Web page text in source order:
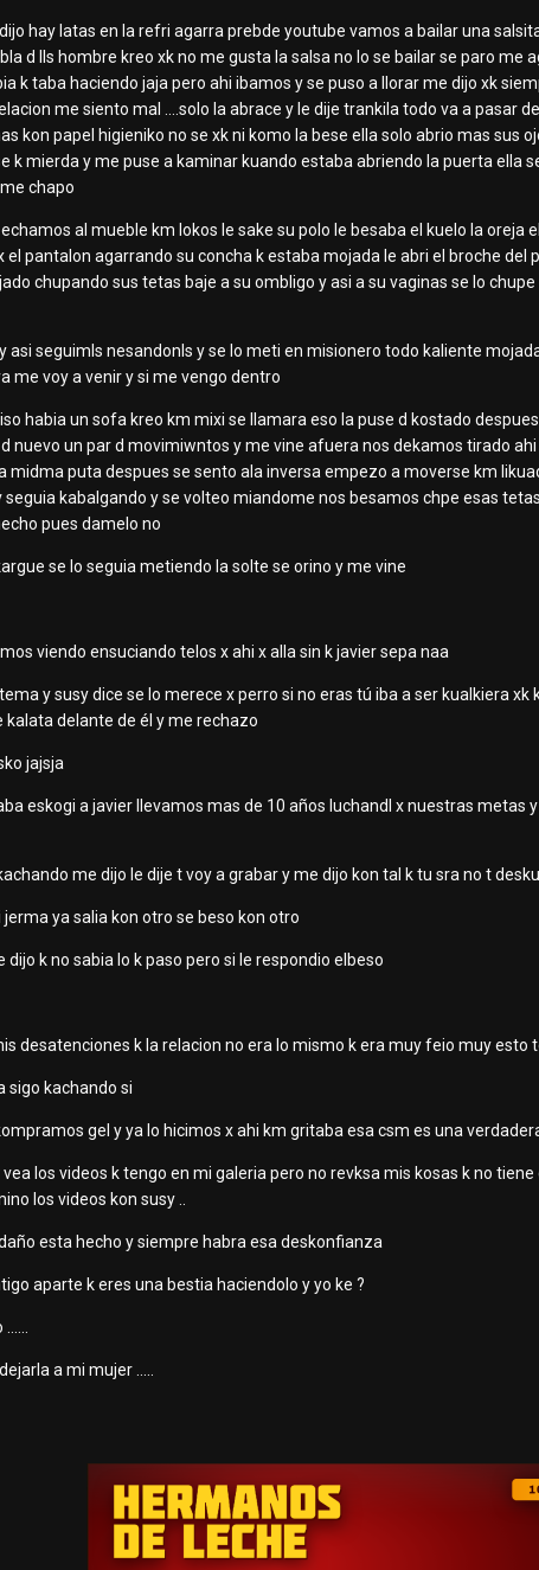
hay latas en la refri agarra prebde youtube vamos a bailar una
d lls hombre kreo xk no me gusta la salsa no lo se bailar se paro
k taba haciendo jaja pero ahi ibamos y se puso a llorar me dijo xk
me siento mal ....solo la abrace y le dije trankila todo va a pasar
kon papel higieniko no se xk ni komo la bese ella solo abrio mas sus
k mierda y me puse a kaminar kuando estaba abriendo la puerta ella
chapo
al mueble km lokos le sake su polo le besaba el kuelo la
el pantalon agarrando su concha k estaba mojada le abri el broche
chupando sus tetas baje a su ombligo y asi a su vaginas se lo
asi seguimls nesandonls y se lo meti en misionero todo kaliente
me voy a venir y si me vengo dentro
habia un sofa kreo km mixi se llamara eso la puse d kostado
nuevo un par d movimiwntos y me vine afuera nos dekamos tirado
midma puta despues se sento ala inversa empezo a moverse km
seguia kabalgando y se volteo miandome nos besamos chpe esas
pues damelo no
se lo seguia metiendo la solte se orino y me vine
viendo ensuciando telos x ahi x alla sin k javier sepa naa
y susy dice se lo merece x perro si no eras tú iba a ser kualkiera
kalata delante de él y me rechazo
jajsja
eskogi a javier llevamos mas de 10 años luchandl x nuestras
me dijo le dije t voy a grabar y me dijo kon tal k tu sra no t
jerma ya salia kon otro se beso kon otro
dijo k no sabia lo k paso pero si le respondio elbeso
desatenciones k la relacion no era lo mismo k era muy feio muy esto
sigo kachando si
gel y ya lo hicimos x ahi km gritaba esa csm es una
vea los videos k tengo en mi galeria pero no revksa mis kosas k no
los videos kon susy ..
esta hecho y siempre habra esa deskonfianza
aparte k eres una bestia haciendolo y yo ke ?
a mi mujer .....